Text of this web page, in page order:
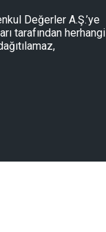
Değerler A.Ş.’ye
tarafından